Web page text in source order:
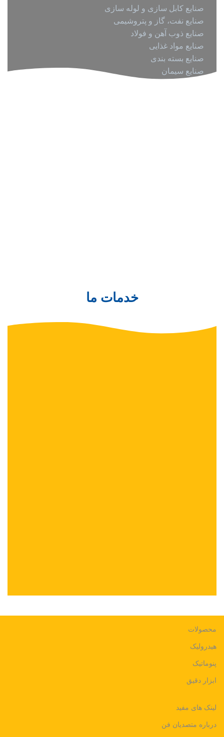
صنایع کابل سازی و لوله سازی
صنایع نفت، گاز و پتروشیمی
صنایع ذوب آهن و فولاد
صنایع مواد غذایی
صنایع بسته بندی
صنایع سیمان
خدمات ما
محصولات
هیدرولیک
پنوماتیک
ابزار دقیق
لینک های مفید
درباره متصدیان فن